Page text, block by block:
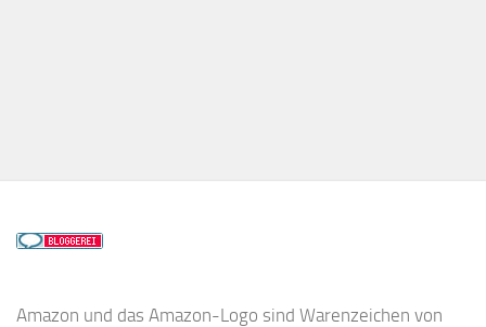
Amazon und das Amazon-Logo sind Warenzeichen von